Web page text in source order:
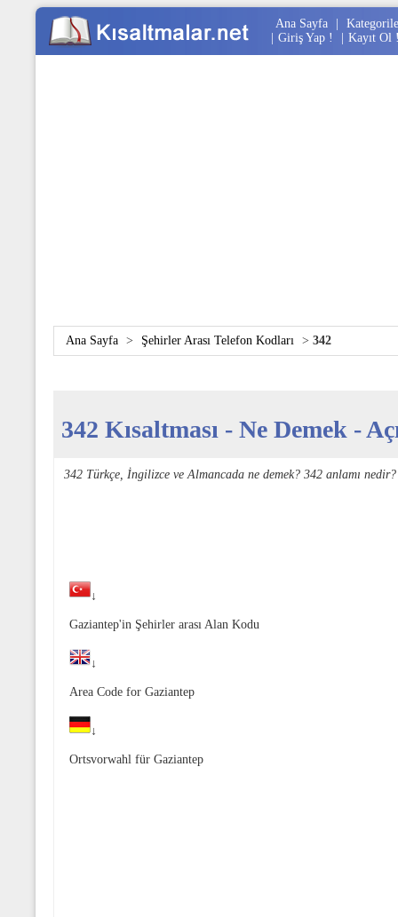
Ana Sayfa
Giriş Yap ! Kayıt Ol
Ana Sayfa > Şehirler Arası Telefon Kodları > 342
342 Kısaltması - Ne Demek -
342 Türkçe, İngilizce ve Almancada ne demek? 342 anlamı
↓
Gaziantep'in Şehirler arası Alan Kodu
↓
Area Code for Gaziantep
↓
Ortsvorwahl für Gaziantep